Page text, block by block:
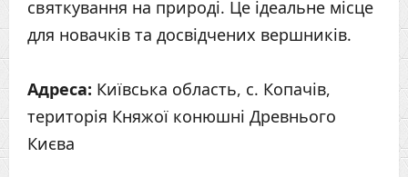
святкування на природі. Це ідеальне місце
для новачків та досвідчених вершників.
Адреса: Київська область, с. Копачів,
територія Княжої конюшні Древнього
Києва